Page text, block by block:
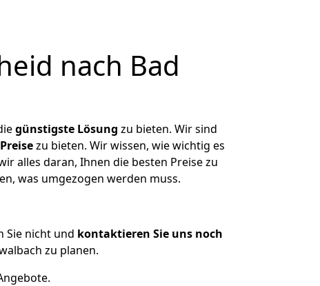
nach Bad
günstigste Lösung zu bieten. Wir sind
zu bieten. Wir wissen, wie wichtig es
alles daran, Ihnen die besten Preise zu
was umgezogen werden muss.
Sie nicht und kontaktieren Sie uns noch
zu planen.